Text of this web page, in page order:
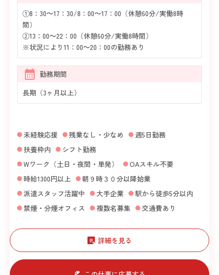
①8：30～17：30/8：00～17：00（休憩60分/実働8時
間）
②13：00～22：00（休憩60分/実働8時間）
※状況により11：00～20：00の勤務あり
勤務期間
長期（3ヶ月以上）
未経験応援 残業なし・少なめ
週5日勤務
扶養枠内
シフト勤務
Wワーク（土日・夜間・単発）
OAスキル不要
時給1300円以上
朝９時３０分以降始業
派遣スタッフ活躍中
大手企業
駅から徒歩5分以内
禁煙・分煙オフィス
複数名募集 交通費あり
詳細を見る